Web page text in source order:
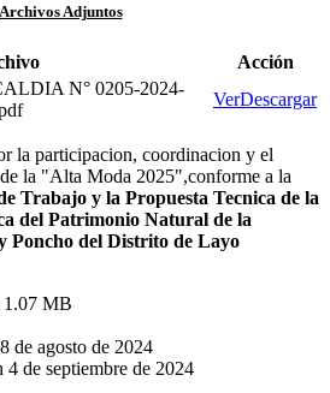
Archivos Adjuntos
Acción
N° 0205-2024-
VerDescargar
la participacion, coordinacion y el
la "Alta Moda 2025",conforme a la
Trabajo y la Propuesta Tecnica de la
del Patrimonio Natural de la
Poncho del Distrito de Layo
1.07 MB
de agosto de 2024
4 de septiembre de 2024